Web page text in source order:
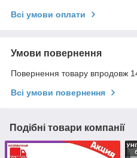
Всі умови оплати
Умови повернення
Повернення товару впродовж
Всі умови повернення
Подібні товари компанії